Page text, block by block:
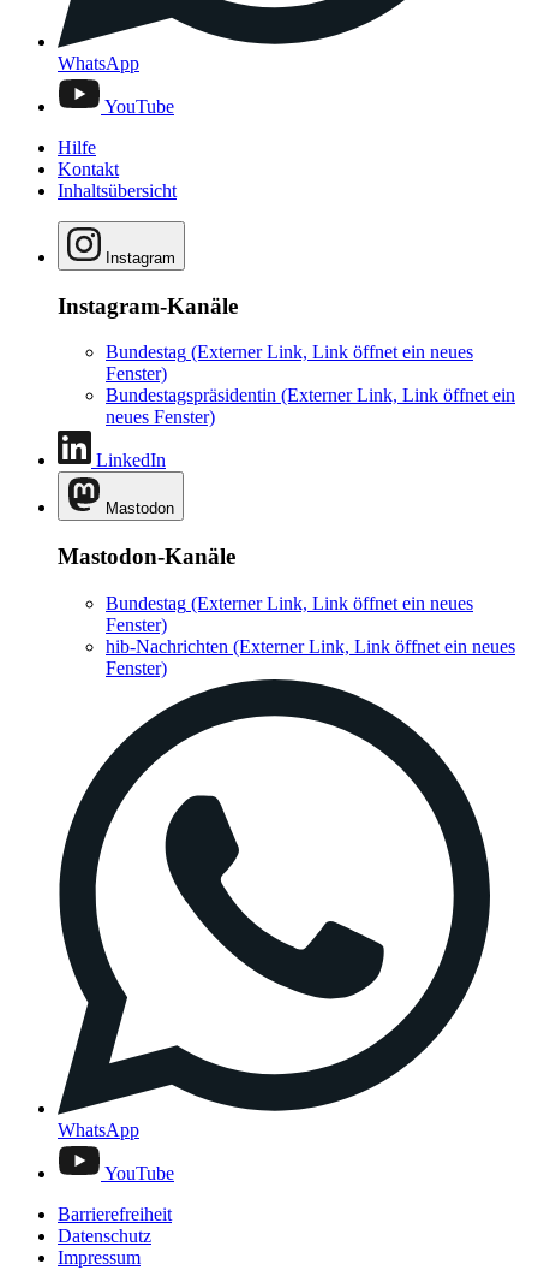
WhatsApp
YouTube
Hilfe
Kontakt
Inhaltsübersicht
Instagram
Instagram-Kanäle
Bundestag (Externer Link, Link öffnet ein neues
Fenster)
Bundestagspräsidentin (Externer Link, Link öffnet ein
neues Fenster)
LinkedIn
Mastodon
Mastodon-Kanäle
Bundestag (Externer Link, Link öffnet ein neues
Fenster)
hib-Nachrichten (Externer Link, Link öffnet ein neues
Fenster)
WhatsApp
YouTube
Barrierefreiheit
Datenschutz
Impressum